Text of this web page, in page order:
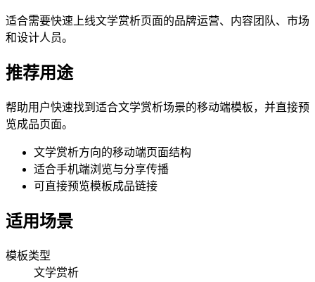
适合需要快速上线文学赏析页面的品牌运营、内容团队、市场
和设计人员。
推荐用途
帮助用户快速找到适合文学赏析场景的移动端模板，并直接预
览成品页面。
文学赏析方向的移动端页面结构
适合手机端浏览与分享传播
可直接预览模板成品链接
适用场景
模板类型
文学赏析